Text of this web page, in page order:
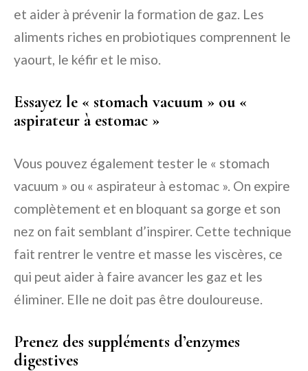
et aider à prévenir la formation de gaz. Les
aliments riches en probiotiques comprennent le
yaourt, le kéfir et le miso.
Essayez le « stomach vacuum » ou «
aspirateur à estomac »
Vous pouvez également tester le « stomach
vacuum » ou « aspirateur à estomac ». On expire
complètement et en bloquant sa gorge et son
nez on fait semblant d’inspirer. Cette technique
fait rentrer le ventre et masse les viscères, ce
qui peut aider à faire avancer les gaz et les
éliminer. Elle ne doit pas être douloureuse.
Prenez des suppléments d’enzymes
digestives